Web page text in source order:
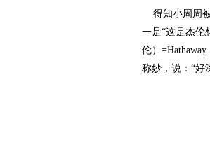
得知小周周被
一是“这是杰伦
伦）
称妙，说：“好